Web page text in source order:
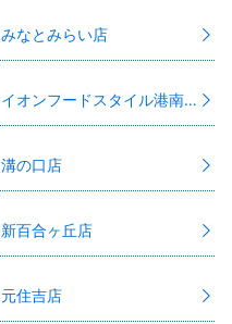
みなとみらい店
イオンフードスタイル港南台店
溝の口店
新百合ヶ丘店
元住吉店